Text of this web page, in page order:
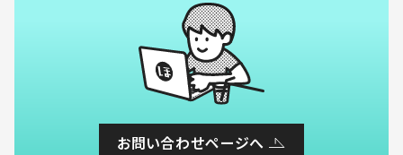
お問い合わせページへ